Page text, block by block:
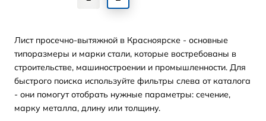
Лист просечно-вытяжной в Красноярске - основные
типоразмеры и марки стали, которые востребованы в
строительстве, машиностроении и промышленности. Для
быстрого поиска используйте фильтры слева от каталога
- они помогут отобрать нужные параметры: сечение,
марку металла, длину или толщину.